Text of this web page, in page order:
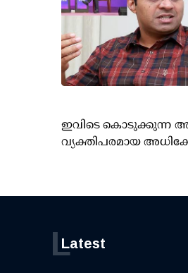
ഇവിടെ കൊടുക്കുന്ന
വ്യക്തിപരമായ
Latest
L